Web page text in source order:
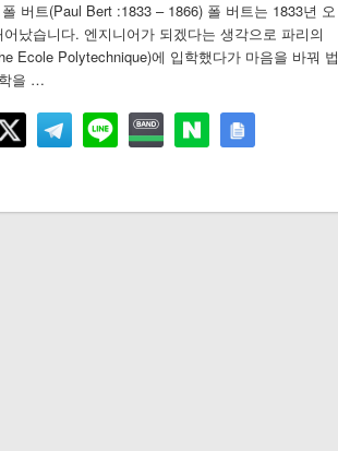
버트(Paul Bert :1833 – 1866) 폴 버트는 1833년 오
났습니다. 엔지니어가 되겠다는 생각으로 파리의
Ecole Polytechnique)에 입학했다가 마음을 바꿔 법
을 …